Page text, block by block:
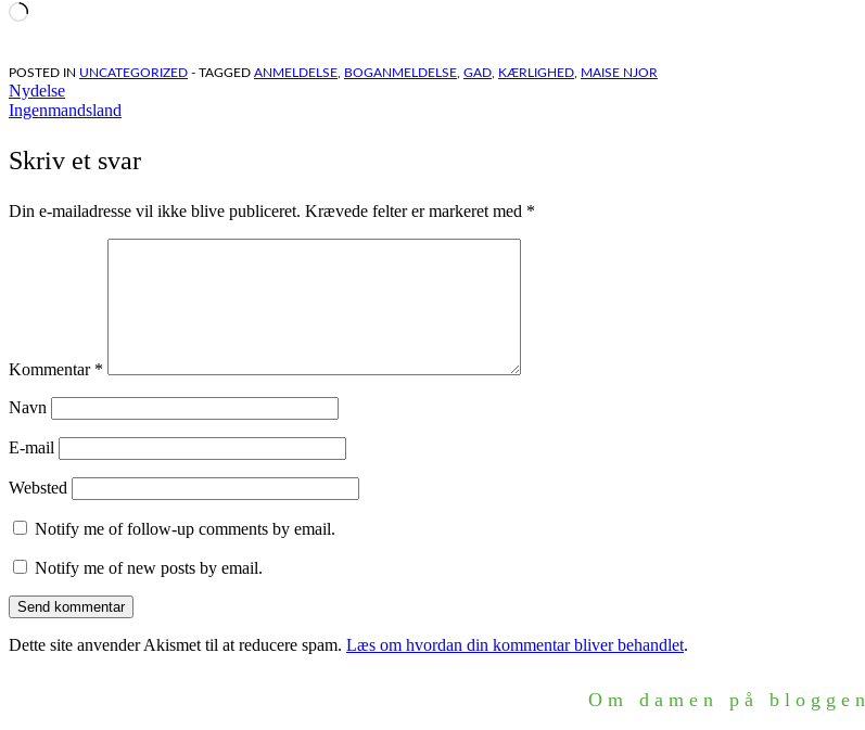
Loading…
POSTED IN UNCATEGORIZED - TAGGED ANMELDELSE, BOGANMELDELSE, GAD, KÆRLIGHED, MAISE NJOR
Indlægsnavigation
Nydelse
Ingenmandsland
Skriv et svar
Din e-mailadresse vil ikke blive publiceret. Krævede felter er markeret med *
Kommentar *
Navn
E-mail
Websted
Notify me of follow-up comments by email.
Notify me of new posts by email.
Dette site anvender Akismet til at reducere spam. Læs om hvordan din kommentar bliver behandlet.
Om damen på bloggen